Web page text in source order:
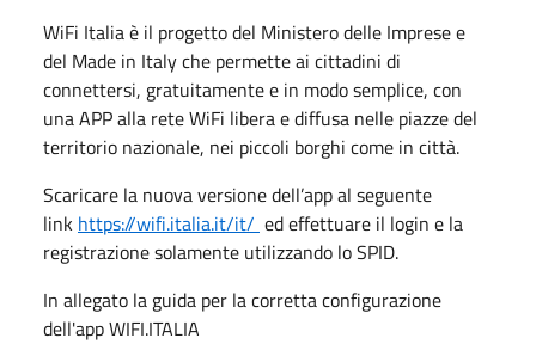
WiFi Italia è il progetto del Ministero delle Imprese e
del Made in Italy che permette ai cittadini di
connettersi, gratuitamente e in modo semplice, con
una APP alla rete WiFi libera e diffusa nelle piazze del
territorio nazionale, nei piccoli borghi come in città.
Scaricare la nuova versione dell’app al seguente
link https://wifi.italia.it/it/ ed effettuare il login e la
registrazione solamente utilizzando lo SPID.
In allegato la guida per la corretta configurazione
dell'app WIFI.ITALIA